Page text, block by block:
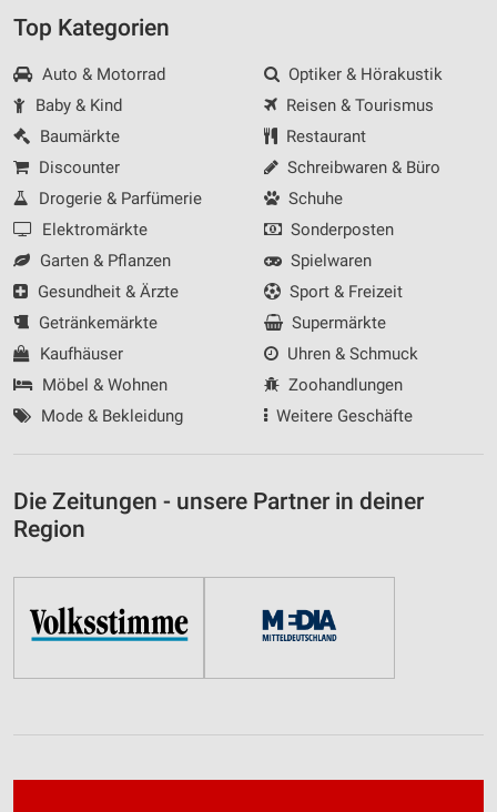
Top Kategorien
Auto & Motorrad
Baby & Kind
Baumärkte
Discounter
Drogerie & Parfümerie
Elektromärkte
Garten & Pflanzen
Gesundheit & Ärzte
Getränkemärkte
Kaufhäuser
Möbel & Wohnen
Mode & Bekleidung
Optiker & Hörakustik
Reisen & Tourismus
Restaurant
Schreibwaren & Büro
Schuhe
Sonderposten
Spielwaren
Sport & Freizeit
Supermärkte
Uhren & Schmuck
Zoohandlungen
Weitere Geschäfte
Die Zeitungen - unsere Partner in deiner
Region